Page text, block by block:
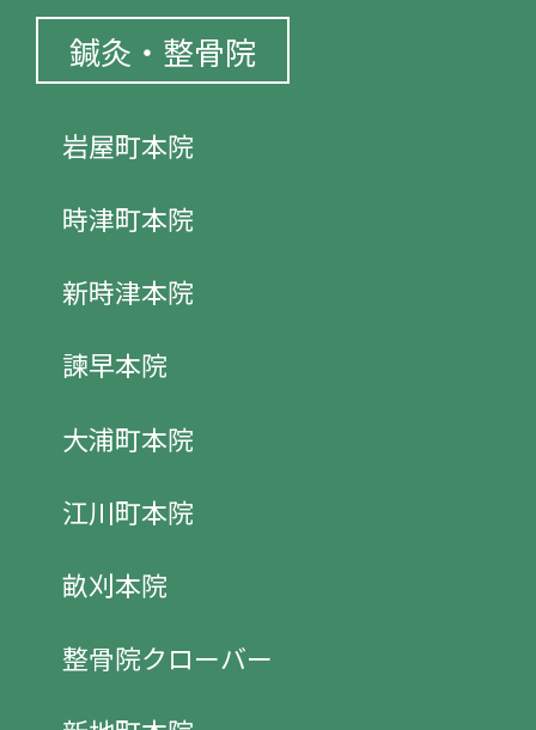
鍼灸・整骨院
岩屋町本院
時津町本院
新時津本院
諫早本院
大浦町本院
江川町本院
畝刈本院
整骨院クローバー